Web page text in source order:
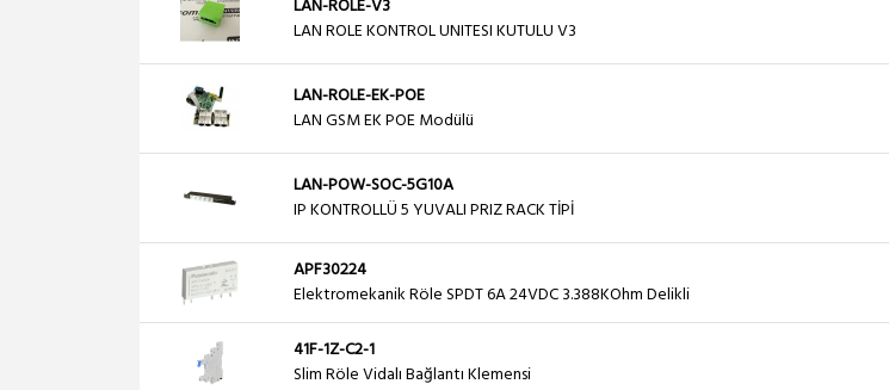
LAN-ROLE-V3
LAN ROLE KONTROL UNITESI KUTULU V3
LAN-ROLE-EK-POE
LAN GSM EK POE Modülü
LAN-POW-SOC-5G10A
IP KONTROLLÜ 5 YUVALI PRIZ RACK TİPİ
APF30224
Elektromekanik Röle SPDT 6A 24VDC 3.388KOhm Delikli
41F-1Z-C2-1
Slim Röle Vidalı Bağlantı Klemensi